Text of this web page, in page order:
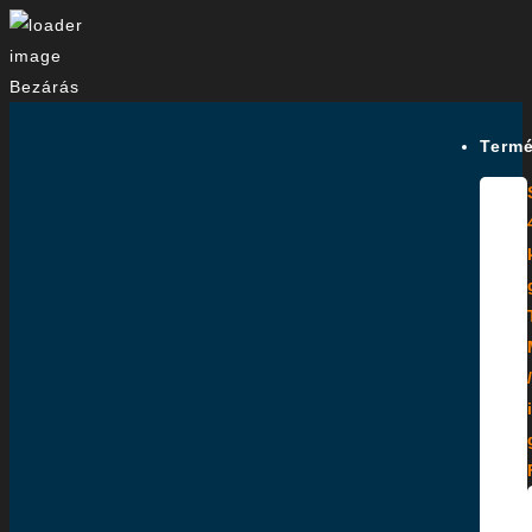
Bezárás
/